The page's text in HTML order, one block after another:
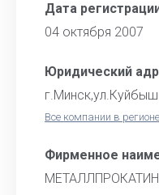
Дата
04 октября 2007
Юридический
Все компании в регионе
Фирменное